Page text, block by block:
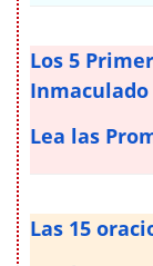
Los 5
Lea las
Las 15